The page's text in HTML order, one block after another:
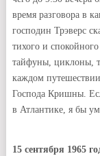
время разговора в
господин Трэверс
тихого и
тайфуны, циклоны,
каждом
Господа Кришны.
в Атлантике, я бы
15 сентября 1965